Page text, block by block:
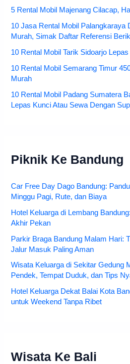
5 Rental Mobil Majenang Cilacap,
10 Jasa Rental Mobil Palangkaraya
Murah, Simak Daftar Referensi
10 Rental Mobil Tarik Sidoarjo
10 Rental Mobil Semarang Timur
Murah
10 Rental Mobil Padang Sumatera
Lepas Kunci Atau Sewa Dengan
Piknik Ke Bandung
Car Free Day Dago Bandung:
Minggu Pagi, Rute, dan Biaya
Hotel Keluarga di Lembang
Akhir Pekan
Parkir Braga Bandung Malam Hari:
Jalur Masuk Paling Aman
Wisata Keluarga di Sekitar Gedung
Pendek, Tempat Duduk, dan Tips
Hotel Keluarga Dekat Balai Kota
untuk Weekend Tanpa Ribet
Wisata Ke Bali